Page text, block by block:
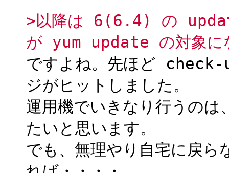
>以降は 6(6.4) の
が yum update の対象に
ですよね。先ほど
ジがヒットしました。
運用機でいきなり行うのは
たいと思います。
でも、無理やり自宅に戻ら